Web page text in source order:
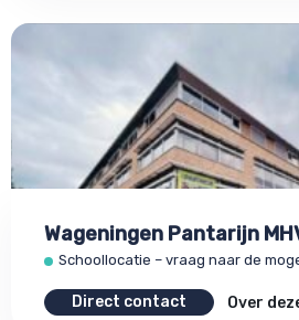
Wageningen Pantarijn
Schoollocatie – vraag naar de
Direct contact Over